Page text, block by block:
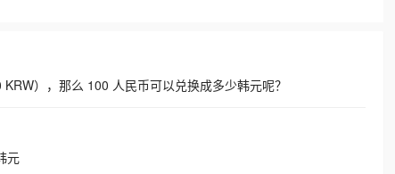
），那么 100 人民币可以兑换成多少韩元呢？
元